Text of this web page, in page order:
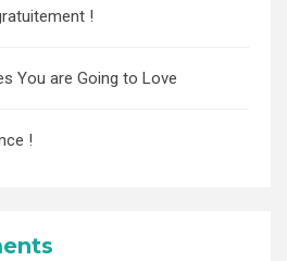
!
You are Going to Love
!